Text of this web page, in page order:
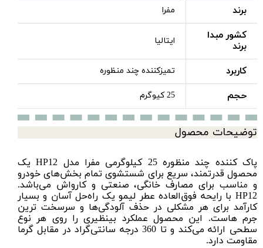
برند مفرا
کشور مبدا
برند
ایتالیا
کاربرد تمیزکننده چند منظوره
حجم 25 کیوگرم
توضیحات محصول
پاک کننده چند منظوره 25 کیلوگرمی مفرا مدل HP12 یک
محصول قدرتمند، سریع برای شستشوی تمام بخش‌های خودرو
و مناسب برای مصارف خانگی، صنعتی و کارواش می‌باشد.
HP12 با رایحه فوق‌العاده عطر لیمو یک راه‌حل آسان و بسیار
کارآمد برای هر مشکلی در حذف آلودگی‌ها و سرسخت ترین
جرم هاست. این محصول عملکرد بینظیری را روی هر نوع
سطحی ارائه می‌کند و تا 360 درجه سانتی‌گراد در مقابل گرما
مقاومت دارد.